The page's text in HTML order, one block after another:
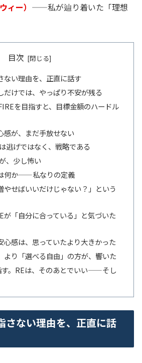
ィー） ——私が辿り着いた「理想
目次
ない理由を、正直に話す
だけでは、やっぱり不安が残る
を目指すと、目標金額のハードル
感が、まだ手放せない
逃げではなく、戦略である
、少し怖い
何か——私なりの定義
やせばいいだけじゃない？」という
が「自分に合っている」と気づいた
心感は、思っていたより大きかった
より「選べる自由」の方が、響いた
す。REは、そのあとでいい——そし
さない理由を、正直に話